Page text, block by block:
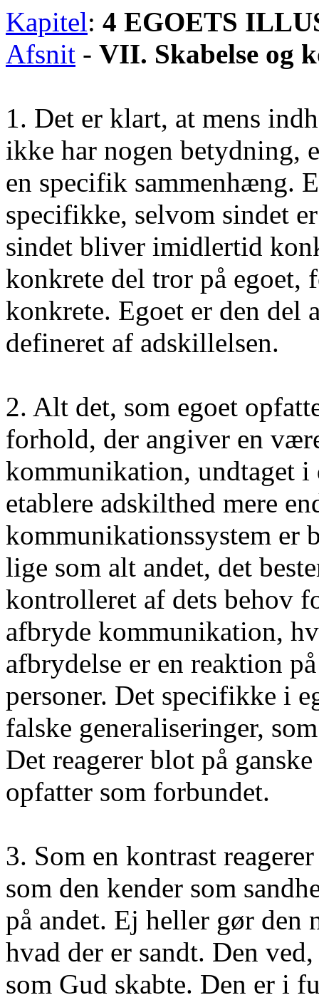
Kapitel: 4 EGOETS
Afsnit - VII. Skabelse og
1. Det er klart, at mens
ikke har nogen betydning,
en specifik sammenhæng.
specifikke, selvom sindet
sindet bliver imidlertid
konkrete del tror på egoet,
konkrete. Egoet er den del
defineret af adskillelsen.
2. Alt det, som egoet
forhold, der angiver en
kommunikation, undtaget
etablere adskilthed mere
kommunikationssystem er
lige som alt andet, det
kontrolleret af dets behov
afbryde kommunikation,
afbrydelse er en reaktion
personer. Det specifikke i
falske generaliseringer,
Det reagerer blot på
opfatter som forbundet.
3. Som en kontrast
som den kender som
på andet. Ej heller gør den
hvad der er sandt. Den
som Gud skabte. Den er i